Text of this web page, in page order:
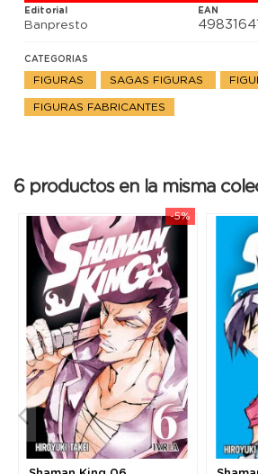
Editorial
Banpresto
EAN
CATEGORIAS
FIGURAS SAGAS FIGURAS
FIGURAS FABRICANTES
6 productos en la misma
-5%